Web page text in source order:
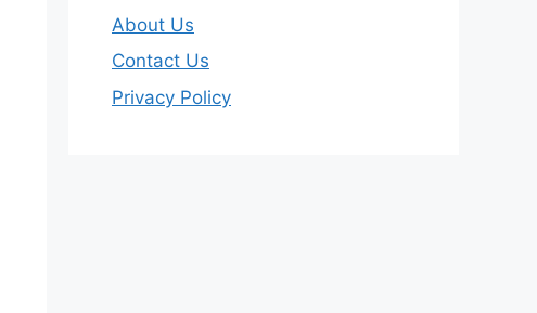
About Us
Contact Us
Privacy Policy